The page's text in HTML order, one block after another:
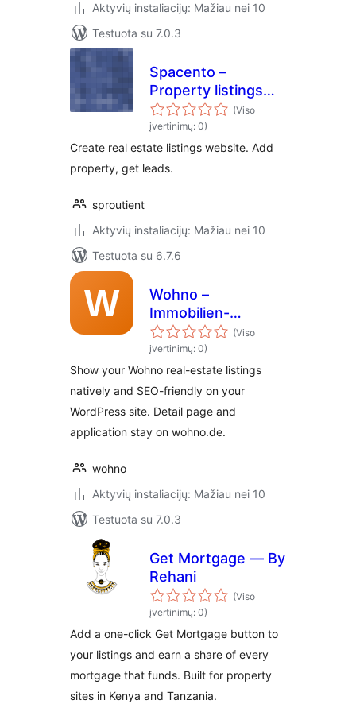
Aktyvių instaliacijų: Mažiau nei 10
Testuota su 7.0.3
Spacento –
Property listings
for Real estate
agents
(Viso
įvertinimų: 0)
Create real estate listings website. Add
property, get leads.
sproutient
Aktyvių instaliacijų: Mažiau nei 10
Testuota su 6.7.6
Wohno –
Immobilien-
Inserate
(Viso
įvertinimų: 0)
Show your Wohno real-estate listings
natively and SEO-friendly on your
WordPress site. Detail page and
application stay on wohno.de.
wohno
Aktyvių instaliacijų: Mažiau nei 10
Testuota su 7.0.3
Get Mortgage — By
Rehani
(Viso
įvertinimų: 0)
Add a one-click Get Mortgage button to
your listings and earn a share of every
mortgage that funds. Built for property
sites in Kenya and Tanzania.